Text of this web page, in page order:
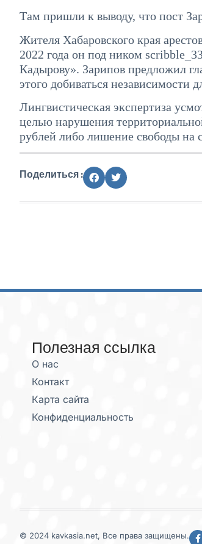
Там пришли к выводу, что пост
Жителя Хабаровского края
2022 года он под ником
Кадырову». Зарипов предложил
этого добиваться независимости
Лингвистическая экспертиза
целью нарушения
рублей либо лишение свободы на
Поделиться :
Полезная ссылка
О нас
Контакт
Карта сайта
Конфиденциальность
© 2024 kavkasia.net, Все права защищены.